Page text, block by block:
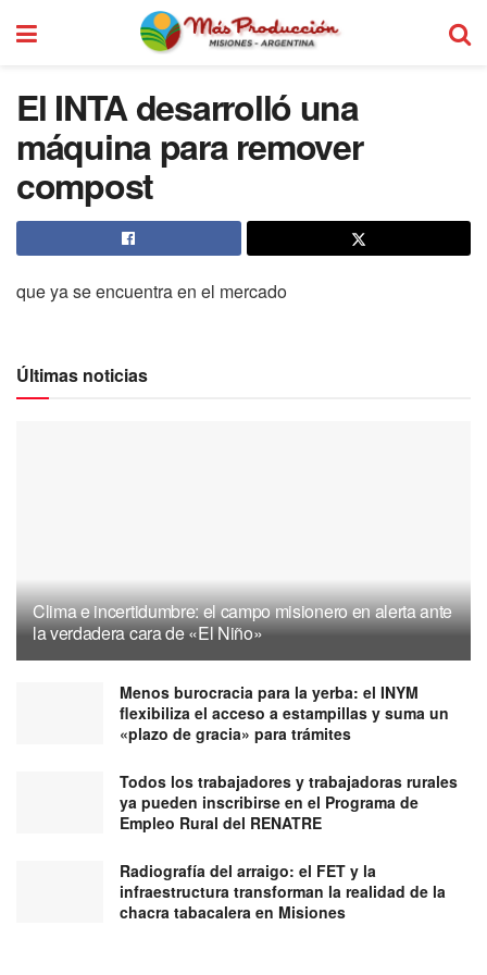
El INTA desarrolló una
máquina para remover
compost
que ya se encuentra en el mercado
Últimas noticias
Clima e incertidumbre: el campo misionero en alerta ante
la verdadera cara de «El Niño»
Menos burocracia para la yerba: el INYM
flexibiliza el acceso a estampillas y suma un
«plazo de gracia» para trámites
Todos los trabajadores y trabajadoras rurales
ya pueden inscribirse en el Programa de
Empleo Rural del RENATRE
Radiografía del arraigo: el FET y la
infraestructura transforman la realidad de la
chacra tabacalera en Misiones